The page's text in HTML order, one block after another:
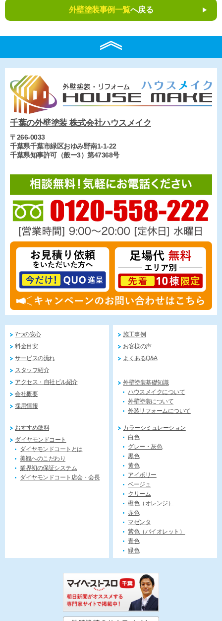
外壁塗装事例一覧へ戻る
千葉の外壁塗装 株式会社ハウスメイク
〒266-0033
千葉県千葉市緑区おゆみ野南1-1-22
千葉県知事許可（般ー3）第47368号
7つの安心
料金目安
サービスの流れ
スタッフ紹介
アクセス・自社ビル紹介
会社概要
採用情報
施工事例
お客様の声
よくあるQ&A
外壁塗装基礎知識
ハウスメイクについて
外壁塗装について
外装リフォームについて
おすすめ塗料
ダイヤモンドコート
ダイヤモンドコートとは
美観へのこだわり
業界初の保証システム
ダイヤモンドコート店会・会長
カラーシミュレーション
白色
グレー・灰色
黒色
黄色
アイボリー
ベージュ
クリーム
橙色（オレンジ）
赤色
マゼンタ
紫色（バイオレット）
青色
緑色